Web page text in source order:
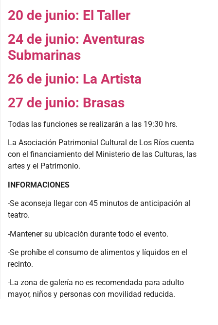
20 de junio: El Taller
24 de junio: Aventuras
Submarinas
26 de junio: La Artista
27 de junio: Brasas
Todas las funciones se realizarán a las 19:30 hrs.
La Asociación Patrimonial Cultural de Los Ríos cuenta
con el financiamiento del Ministerio de las Culturas, las
artes y el Patrimonio.
INFORMACIONES
-Se aconseja llegar con 45 minutos de anticipación al
teatro.
-Mantener su ubicación durante todo el evento.
-Se prohíbe el consumo de alimentos y líquidos en el
recinto.
-La zona de galería no es recomendada para adulto
mayor, niños y personas con movilidad reducida.